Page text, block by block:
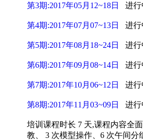
第3期:2017年05月12~18日 进行
第4期:2017年07月07~13日 进行
第5期:2017年08月18~24日 进行
第6期:2017年09月08~14日 进行
第7期:2017年10月06~12日 进行
第8期:2017年11月03~09日 进行
培训课程时长 7 天,课程内容全
教、 3 次模型操作、6 次午间分